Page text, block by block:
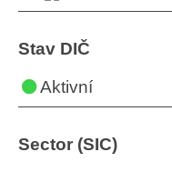
Stav DIČ
Aktivní
Sector (SIC)